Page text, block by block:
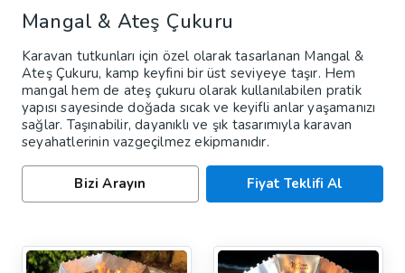
Mangal & Ateş Çukuru
Karavan tutkunları için özel olarak tasarlanan Mangal &
Ateş Çukuru, kamp keyfini bir üst seviyeye taşır. Hem
mangal hem de ateş çukuru olarak kullanılabilen pratik
yapısı sayesinde doğada sıcak ve keyifli anlar yaşamanızı
sağlar. Taşınabilir, dayanıklı ve şık tasarımıyla karavan
seyahatlerinin vazgeçilmez ekipmanıdır.
Bizi Arayın Fiyat Teklifi Al